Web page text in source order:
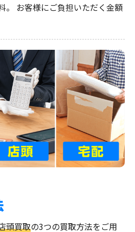
。 お客様にご負担いただく金額
頭買取の3つの買取方法をご用